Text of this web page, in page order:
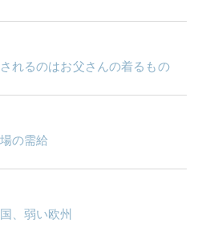
れるのはお父さんの着るもの
の需給
、弱い欧州